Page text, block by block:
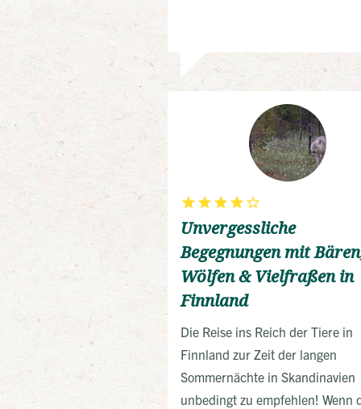
Unvergessliche
Begegnungen mit
Wölfen & Vielfraßen in
Finnland
Die Reise ins Reich der Tiere in
Finnland zur Zeit der langen
Sommernächte in Skandinavien
unbedingt zu empfehlen! Wenn